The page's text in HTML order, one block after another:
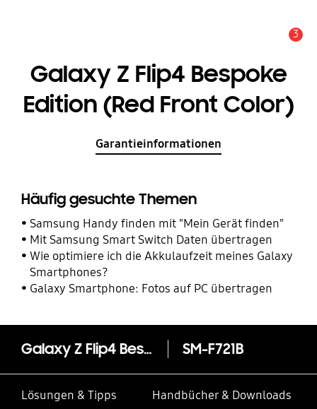
3
Galaxy Z Flip4 Bespoke
Edition (Red Front Color)
Garantieinformationen
Häufig gesuchte Themen
Samsung Handy finden mit "Mein Gerät finden"
Mit Samsung Smart Switch Daten übertragen
Wie optimiere ich die Akkulaufzeit meines Galaxy
Smartphones?
Galaxy Smartphone: Fotos auf PC übertragen
Galaxy Z Flip4 Bespoke Edition (Red Front Color) SM-F721B
Lösungen & Tipps Handbücher & Downloads